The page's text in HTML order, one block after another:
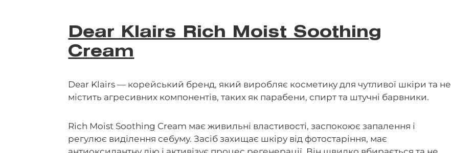
Dear Klairs Rich Moist Soothing
Cream
Dear Klairs — корейський бренд, який виробляє косметику для чутливої ​​шкіри та не
містить агресивних компонентів, таких як парабени, спирт та штучні барвники.
Rich Moist Soothing Cream має живильні властивості, заспокоює запалення і
регулює виділення себуму. Засіб захищає шкіру від фотостаріння, має